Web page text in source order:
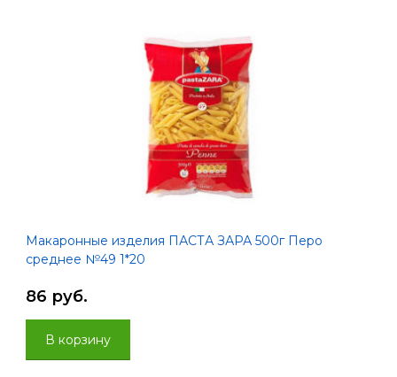
Макаронные изделия ПАСТА ЗАРА 500г Перо
среднее №49 1*20
86 руб.
В корзину